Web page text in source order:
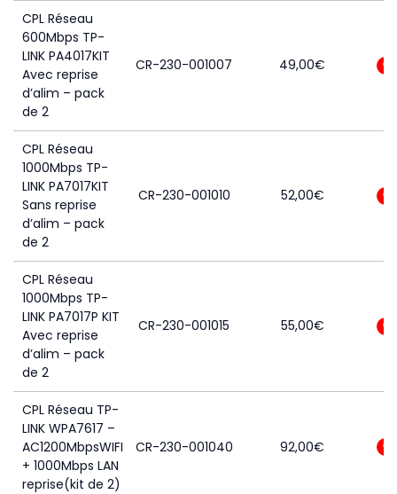
CPL Réseau
600Mbps TP-
LINK PA4017KIT
Avec reprise
d’alim – pack
de 2
CR-230-001007 49,00€ 0
CPL Réseau
1000Mbps TP-
LINK PA7017KIT
Sans reprise
d’alim – pack
de 2
CR-230-001010 52,00€ 0
CPL Réseau
1000Mbps TP-
LINK PA7017P KIT
Avec reprise
d’alim – pack
de 2
CR-230-001015 55,00€ 0
CPL Réseau TP-
LINK WPA7617 –
AC1200MbpsWIFI
+ 1000Mbps LAN
reprise(kit de 2)
CR-230-001040 92,00€ 0